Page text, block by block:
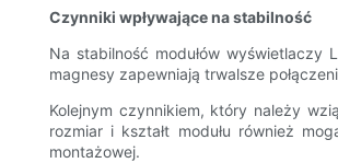
Czynniki wpływające na stabilność
Na stabilność modułów wyświetlaczy
magnesy zapewniają trwalsze
Kolejnym czynnikiem, który należy
rozmiar i kształt modułu również
montażowej.